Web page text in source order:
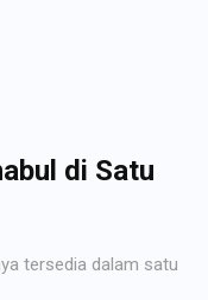
di Satu
tersedia dalam satu